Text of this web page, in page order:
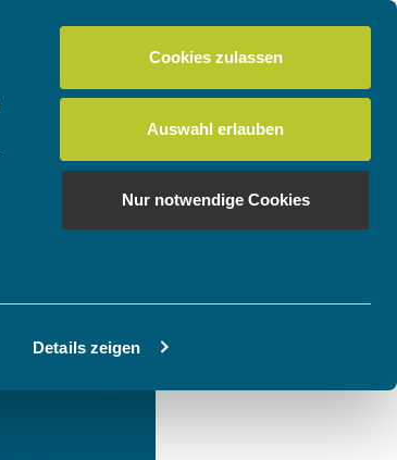
Details zeigen
Cookies zulassen
Auswahl erlauben
Nur notwendige Cookies